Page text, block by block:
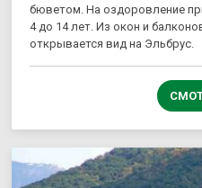
бюветом. На оздоровление
4 до 14 лет. Из окон и
открывается вид на Эльбрус.